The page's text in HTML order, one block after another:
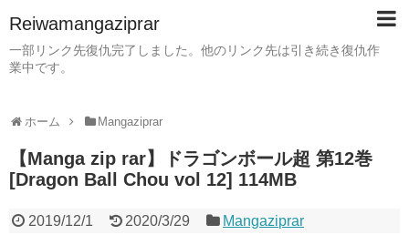
Reiwamangaziprar
一部リンク先復仇完了しました。他のリンク先は引き続き復仇作
業中です。
ホーム Mangaziprar
【Manga zip rar】ドラゴンボール超 第12巻
[Dragon Ball Chou vol 12] 114MB
2019/12/1 2020/3/29 Mangaziprar